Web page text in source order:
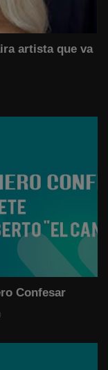
artista que va
Confesar